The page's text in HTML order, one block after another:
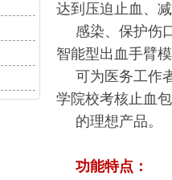
达到压迫止血、
感染、保护伤
智能型出血手臂
可为医务工作
学院校考核止血
的理想产品。
功能特点：